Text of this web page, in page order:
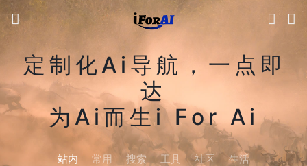
定制化Ai导航，一点即
达
为Ai而生i For Ai
站内 常用 搜索 工具 社区 生活